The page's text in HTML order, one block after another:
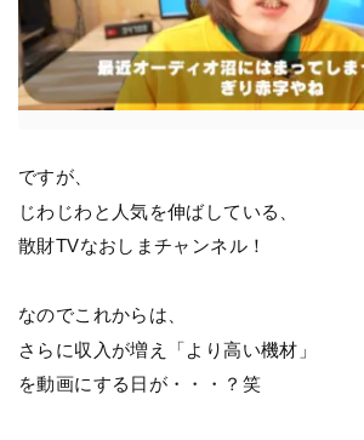
ですが、
じわじわと人気を伸ばしている、
散財TVなおしまチャンネル！
なのでこれからは、
さらに収入が増え「より高い機材」
を動画にする日が・・・？笑